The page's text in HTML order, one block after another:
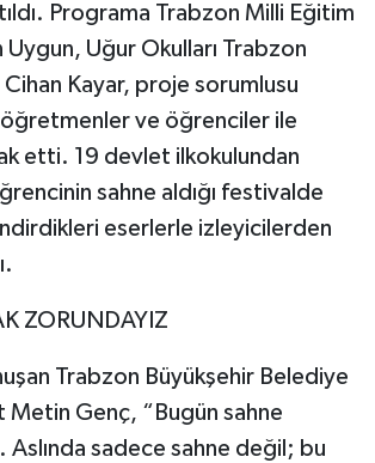
Programa Trabzon Milli Eğitim
Uğur Okulları Trabzon
Kayar, proje sorumlusu
ve öğrenciler ile
etti. 19 devlet ilkokulundan
sahne aldığı festivalde
eserlerle izleyicilerden
ZORUNDAYIZ
Trabzon Büyükşehir Belediye
Metin Genç, “Bugün sahne
Aslında sadece sahne değil; bu